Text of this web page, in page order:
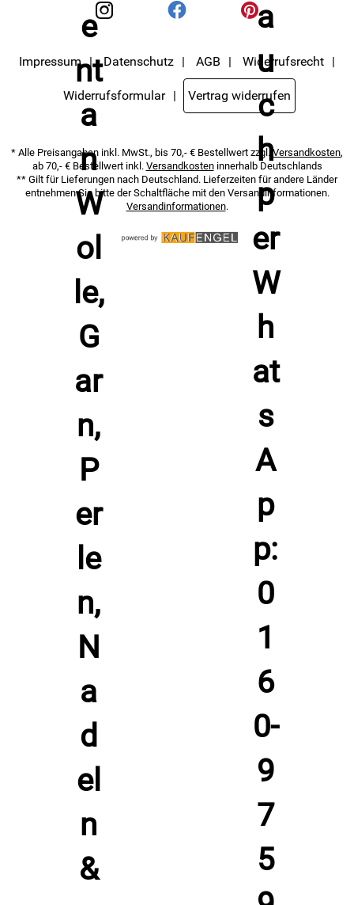
Impressum Datenschutz AGB Widerrufsrecht
Widerrufsformular Vertrag widerrufen
* Alle Preisangaben inkl. MwSt., bis 70,- € Bestellwert zzgl. Versandkosten,
ab 70,- € Bestellwert inkl. Versandkosteninnerhalb Deutschlands
** Gilt für Lieferungen nach Deutschland. Lieferzeiten für andere Länder
entnehmen Sie bitte der Schaltfläche mit den Versandinformationen.
Versandinformationen.